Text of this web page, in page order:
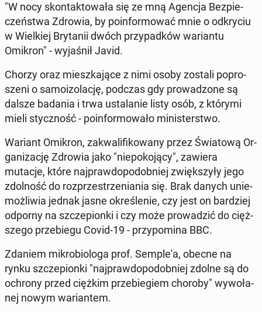
"W nocy skon­tak­to­wa­ła się ze mną Agencja Bez­pie­
czeń­stwa Zdrowia, by po­in­for­mo­wać mnie o od­kry­ciu
w Wiel­kiej Bry­ta­nii dwóch przy­pad­ków wa­rian­tu
Omikron" - wy­ja­śnił Javid.
Chorzy oraz miesz­ka­ją­ce z nimi osoby zostali po­pro­
sze­ni o sa­mo­izo­la­cję, podczas gdy pro­wa­dzo­ne są
dalsze badania i trwa usta­la­nie listy osób, z którymi
mieli stycz­ność - po­in­for­mo­wa­ło mi­ni­ster­stwo.
Wariant Omikron, za­kwa­li­fi­ko­wa­ny przez Świa­to­wą Or­
ga­ni­za­cję Zdrowia jako "nie­po­ko­ją­cy", zawiera
mutacje, które naj­praw­do­po­dob­niej zwięk­szy­ły jego
zdol­ność do roz­prze­strze­nia­nia się. Brak danych unie­
moż­li­wia jednak jasne okre­śle­nie, czy jest on bar­dziej
odporny na szcze­pion­ki i czy może pro­wa­dzić do cięż­
sze­go prze­bie­gu Covid-19 - przy­po­mi­na BBC.
Zdaniem mi­kro­bio­lo­ga prof. Sem­ple­'a, obecne na
rynku szcze­pion­ki "naj­praw­do­po­dob­niej zdolne są do
ochrony przed ciężkim prze­bie­giem choroby" wy­wo­ła­
nej nowym wa­rian­tem.